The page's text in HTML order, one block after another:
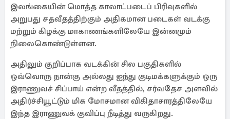
இலங்கையின் மொத்த காலாட்படைப் பிரிவுகளில்
அறுபது சதவீதத்திற்கும் அதிகமான படைகள் வடக்கு
மற்றும் கிழக்கு மாகாணங்களிலேயே இன்னமும்
நிலைகொண்டுள்ளன.
அதிலும் குறிப்பாக வடக்கின் சில பகுதிகளில்
ஒவ்வொரு நான்கு அல்லது ஐந்து குடிமக்களுக்கும் ஒரு
இராணுவச் சிப்பாய் என்ற வீதத்தில், சர்வதேச அளவில்
அதிர்ச்சியூட்டும் மிக மோசமான விகிதாசாரத்திலேயே
இந்த இராணுவக் குவிப்பு நீடித்து வருகிறது.